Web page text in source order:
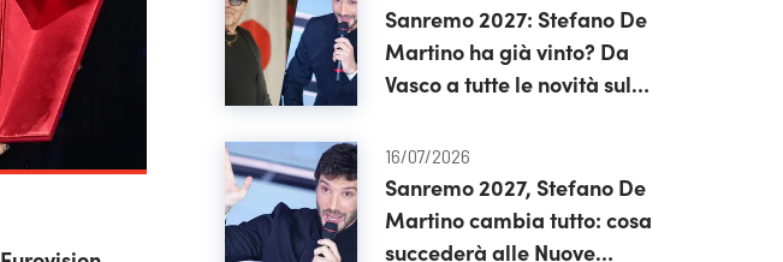
Sanremo 2027: Stefano De
Martino ha già vinto? Da
Vasco a tutte le novità sul
16/07/2026
Sanremo 2027, Stefano De
Martino cambia tutto: cosa
succederà alle Nuove